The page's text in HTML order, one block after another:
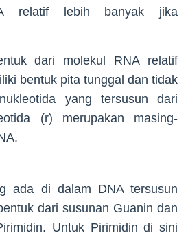
relatif lebih banyak jika
dari molekul RNA relatif
bentuk pita tunggal dan tidak
yang tersusun dari
(r) merupakan masing-
ada di dalam DNA tersusun
dari susunan Guanin dan
Untuk Pirimidin di sini